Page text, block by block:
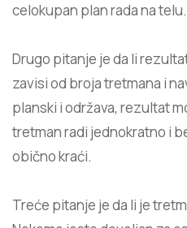
celokupan plan rada na telu.
Drugo pitanje je da li
zavisi od broja tretmana i
planski i održava, rezultat
tretman radi jednokratno i
obično kraći.
Treće pitanje je da li je